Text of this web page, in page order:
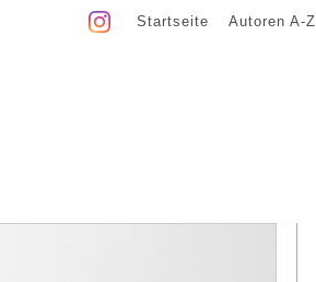
Startseite Autoren A-Z